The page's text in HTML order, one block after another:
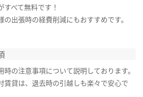
すべて無料です！
の出張時の経費削減にもおすすめです。
時の注意事項について説明しております。
賃貸は、退去時の引越しも楽々で安心で